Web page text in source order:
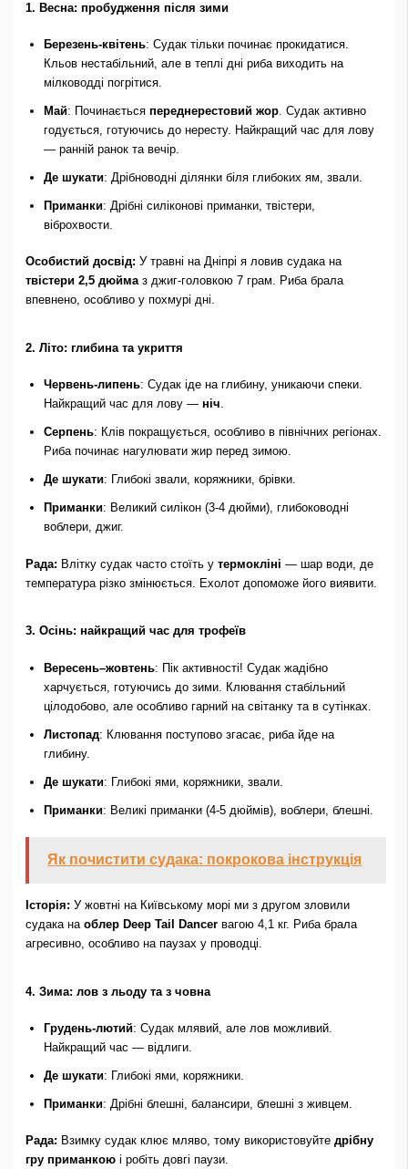
1. Весна: пробудження після зими
Березень-квітень: Судак тільки починає прокидатися.
Кльов нестабільний, але в теплі дні риба виходить на
мілководді погрітися.
Май: Починається переднерестовий жор. Судак активно
годується, готуючись до нересту. Найкращий час для лову
— ранній ранок та вечір.
Де шукати: Дрібноводні ділянки біля глибоких ям, звали.
Приманки: Дрібні силіконові приманки, твістери,
віброхвости.
Особистий досвід: У травні на Дніпрі я ловив судака на
твістери 2,5 дюймаз джиг-головкою 7 грам. Риба брала
впевнено, особливо у похмурі дні.
2. Літо: глибина та укриття
Червень-липень: Судак іде на глибину, уникаючи спеки.
Найкращий час для лову — ніч.
Серпень: Клів покращується, особливо в північних регіонах.
Риба починає нагулювати жир перед зимою.
Де шукати: Глибокі звали, коряжники, брівки.
Приманки: Великий силікон (3-4 дюйми), глибоководні
воблери, джиг.
Рада: Влітку судак часто стоїть у термокліні — шар води, де
температура різко змінюється. Ехолот допоможе його виявити.
3. Осінь: найкращий час для трофеїв
Вересень–жовтень: Пік активності! Судак жадібно
харчується, готуючись до зими. Клювання стабільний
цілодобово, але особливо гарний на світанку та в сутінках.
Листопад: Клювання поступово згасає, риба йде на
глибину.
Де шукати: Глибокі ями, коряжники, звали.
Приманки: Великі приманки (4-5 дюймів), воблери, блешні.
Як почистити судака: покрокова інструкція
Історія: У жовтні на Київському морі ми з другом зловили
судака на облер Deep Tail Dancerвагою 4,1 кг. Риба брала
агресивно, особливо на паузах у проводці.
4. Зима: лов з льоду та з човна
Грудень-лютий: Судак млявий, але лов можливий.
Найкращий час — відлиги.
Де шукати: Глибокі ями, коряжники.
Приманки: Дрібні блешні, балансири, блешні з живцем.
Рада: Взимку судак клює мляво, тому використовуйте дрібну
гру приманкоюі робіть довгі паузи.